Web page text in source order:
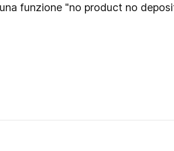
funzione "no product no